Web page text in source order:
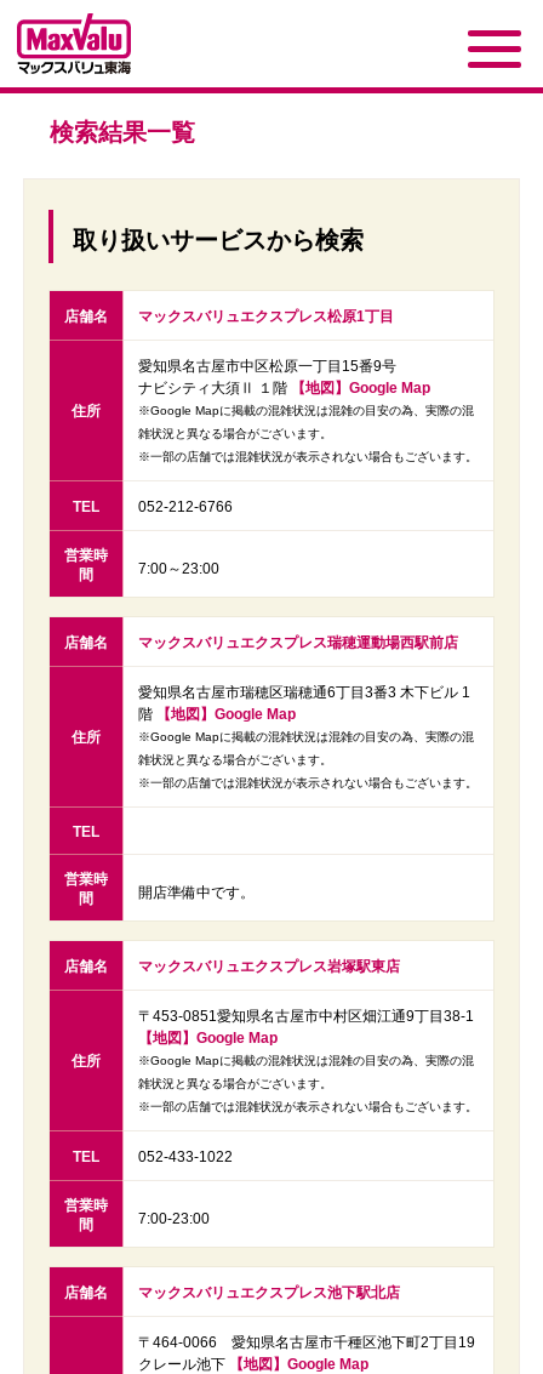
検索結果一覧
取り扱いサービスから検索
店舗名 マックスバリュエクスプレス松原1丁目
住所
愛知県名古屋市中区松原一丁目15番9号
ナビシティ大須Ⅱ １階
【地図】Google Map
※Google Mapに掲載の混雑状況は混雑の目安の為、実際の混
雑状況と異なる場合がございます。
※一部の店舗では混雑状況が表示されない場合もございます。
TEL 052-212-6766
営業時
間
7:00～23:00
店舗名 マックスバリュエクスプレス瑞穂運動場西駅前店
住所
愛知県名古屋市瑞穂区瑞穂通6丁目3番3 木下ビル 1
階
【地図】Google Map
※Google Mapに掲載の混雑状況は混雑の目安の為、実際の混
雑状況と異なる場合がございます。
※一部の店舗では混雑状況が表示されない場合もございます。
TEL
営業時
間
開店準備中です。
店舗名 マックスバリュエクスプレス岩塚駅東店
住所
〒453-0851愛知県名古屋市中村区畑江通9丁目38-1
【地図】Google Map
※Google Mapに掲載の混雑状況は混雑の目安の為、実際の混
雑状況と異なる場合がございます。
※一部の店舗では混雑状況が表示されない場合もございます。
TEL 052-433-1022
営業時
間
7:00-23:00
店舗名 マックスバリュエクスプレス池下駅北店
〒464-0066 愛知県名古屋市千種区池下町2丁目19
クレール池下
【地図】Google Map